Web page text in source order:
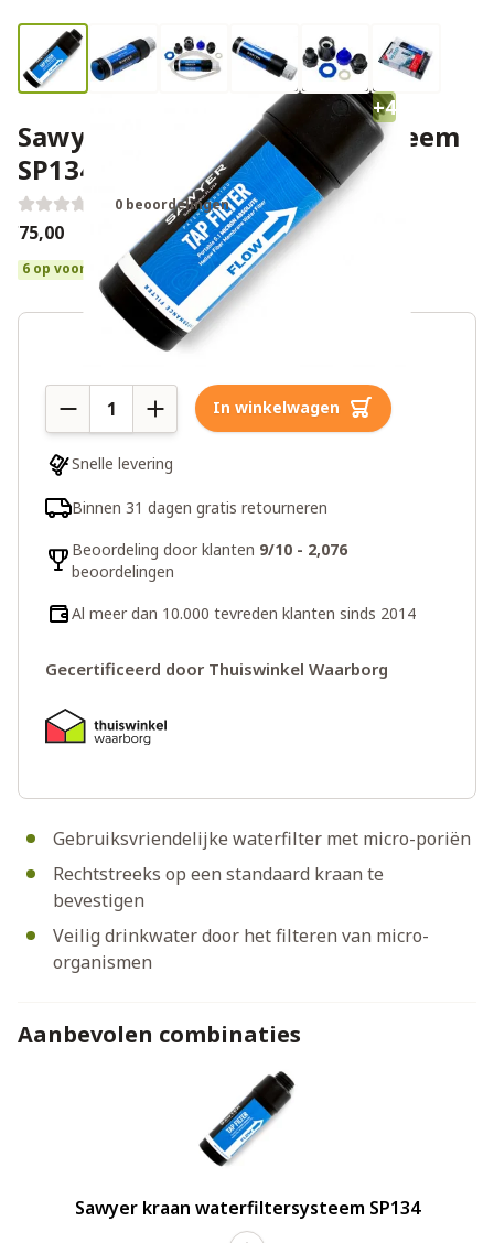
+4
Sawyer kraan waterfiltersysteem
SP134
0 beoordelingen
€75,00
6 op voorraad
Gebruiksvriendelijke waterfilter met micro-poriën
Rechtstreeks op een standaard kraan te
bevestigen
Veilig drinkwater door het filteren van micro-
organismen
In winkelwagen
Snelle levering
Binnen 31 dagen gratis retourneren
Beoordeling door klanten 9/10 - 2,076
beoordelingen
Al meer dan 10.000 tevreden klanten sinds 2014
Gecertificeerd door Thuiswinkel Waarborg
Aanbevolen combinaties
Sawyer kraan waterfiltersysteem SP134